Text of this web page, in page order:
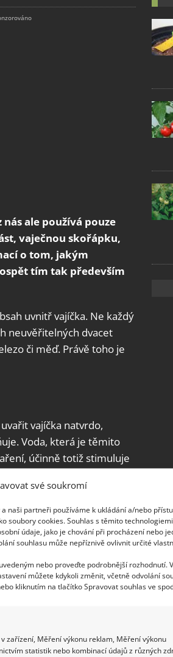
své soukromí
naši partneři používáme k ukládání a/nebo
soubory cookies. Souhlas s těmito
údaje, jako je chování při procházení nebo
souhlasu může nepříznivě ovlivnit určité
nebo proveďte podrobnější rozhodnutí.
můžete kdykoli změnit, včetně odvolání
kliknutím na tlačítko Spravovat souhlas ve
zařízení, Měření výkonu reklam, Měření výkonu
statistik nebo kombinací údajů z různých
ale používá pouze
vaječnou skořápku,
o tom, jakým
tím tak především
uvnitř vajíčka. Ne každý
neuvěřitelných dvacet
či měď. Právě toho je
vajíčka natvrdo,
Voda, která je těmito
účinně totiž stimuluje
z vody vyndejte a
do konvičky, kterou
pomáhá udržovat
obecně svědčí.
s ní rostliny čas od
vůči různým škůdcům.